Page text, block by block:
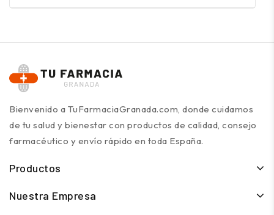
Bienvenido a TuFarmaciaGranada.com, donde cuidamos
de tu salud y bienestar con productos de calidad, consejo
farmacéutico y envío rápido en toda España.
Productos
Nuestra Empresa